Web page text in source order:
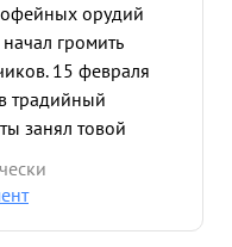
орудий
громить
15 февраля
традийный
занял товой
до взвода
7 февраля 1943 г